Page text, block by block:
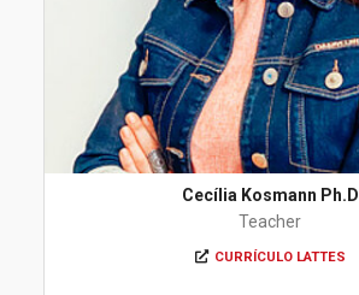
Cecília Kosmann Ph.D
Teacher
CURRÍCULO LATTES